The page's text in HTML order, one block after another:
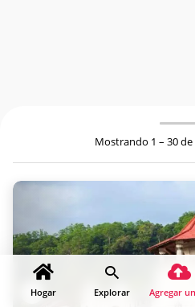
Mostrando 1 – 30
Hogar Explorar